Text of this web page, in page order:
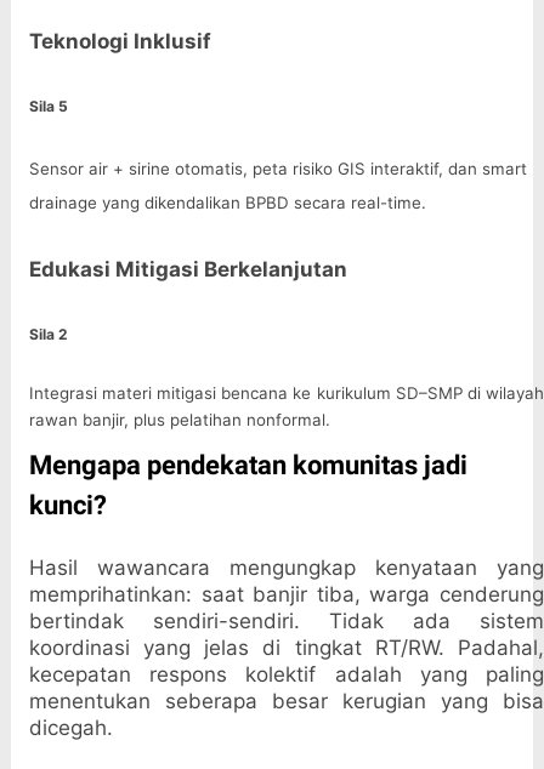
Teknologi Inklusif
Sila 5
Sensor air + sirine otomatis, peta risiko GIS interaktif, dan smart
drainage yang dikendalikan BPBD secara real-time.
Edukasi Mitigasi Berkelanjutan
Sila 2
Integrasi materi mitigasi bencana ke kurikulum SD–SMP di wilayah
rawan banjir, plus pelatihan nonformal.
Mengapa pendekatan komunitas jadi
kunci?
Hasil wawancara mengungkap kenyataan yang
memprihatinkan: saat banjir tiba, warga cenderung
bertindak sendiri-sendiri. Tidak ada sistem
koordinasi yang jelas di tingkat RT/RW. Padahal,
kecepatan respons kolektif adalah yang paling
menentukan seberapa besar kerugian yang bisa
dicegah.